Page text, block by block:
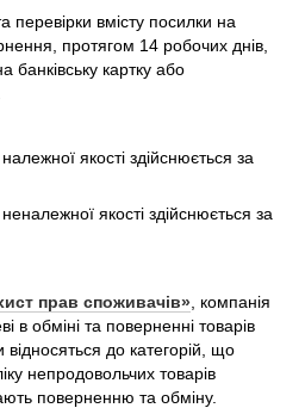
перевірки вмісту посилки на
протягом 14 робочих днів,
картку або
якості здійснюється за
якості здійснюється за
прав споживачів» , компанія
в обміні та поверненні товарів
до категорій, що
непродовольчих товарів
поверненню та обміну.